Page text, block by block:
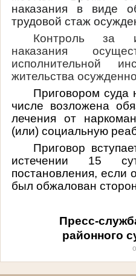
наказания в виде
трудовой стаж
Контроль за
наказания
исполнительной
жительства
Приговором суда
числе возложена
лечения от
(или) социальную
Приговор
истечении 15
постановления, если
был обжалован
Пресс-
районного